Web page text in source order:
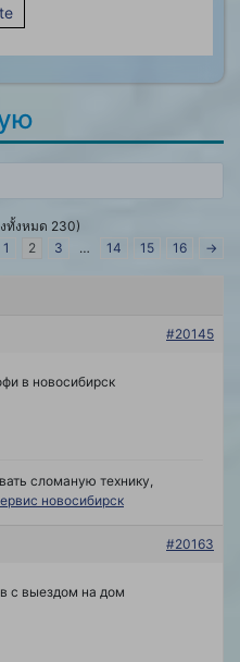
ทั้งหมด 230)
1 2 3 … 14 15 16 →
#20145
в новосибирск
сломаную технику,
новосибирск
#20163
с выездом на дом